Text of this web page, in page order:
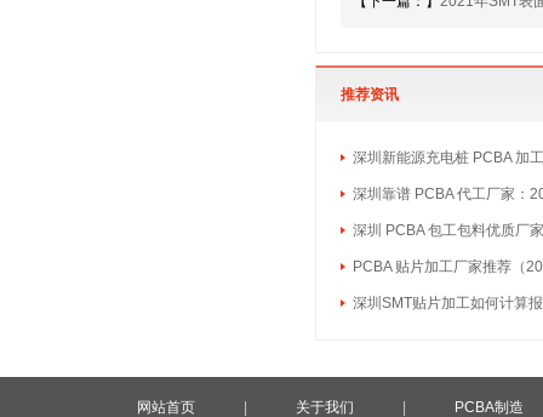
推荐资讯
深圳新能源充电桩 PCBA 加
深圳靠谱 PCBA 代工厂家：
深圳 PCBA 包工包料优质厂
PCBA 贴片加工厂家推荐（
深圳SMT贴片加工如何计算
网站首页 关于我们 PCBA制造